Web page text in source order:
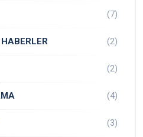
(7)
(2)
(2)
(4)
(3)